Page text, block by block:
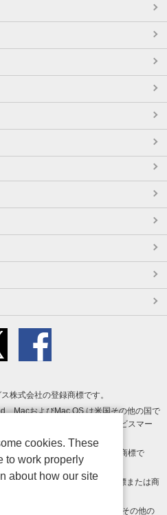
株式会社の登録商標です。
MacおよびMac OS は米国その他の国で
App Store は Apple Inc. のサービスマー
Play ロゴ は Google LLC の商標で
よびその他の国における登録商標または商
は、Adobe Inc.の米国およびその他の
cookies. These
to work properly
about how our site